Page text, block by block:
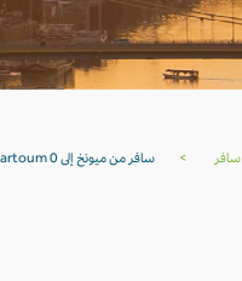
سافر > سافر من ميونخ إلى Khartoum 0